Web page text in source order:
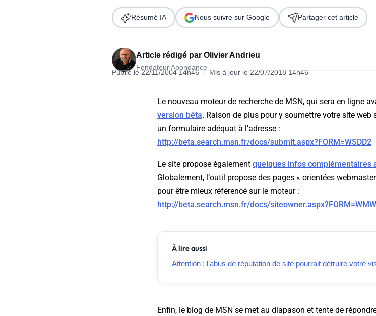
Télécharger l'Ebook
Formation SEO & GEO - Edition 2026
Article rédigé par Olivier Andrieu
Fondateur Abondance
Publié le 22/11/2004 14h46 | Mis à jour le 22/07/2018 14h46
Résumé IA Nous suivre sur Google Partager cet article
Le nouveau moteur de recherche de MSN, qui sera en ligne
version bêta. Raison de plus pour y soumettre votre site web
un formulaire adéquat à l’adresse :
http://beta.search.msn.fr/docs/submit.aspx?FORM=WSDD2
Le site propose également quelques infos complémentaires
Globalement, l’outil propose des pages « orientées
pour être mieux référencé sur le moteur :
http://beta.search.msn.fr/docs/
À lire aussi
Attention : l’abus de réputation de site pourrait détruire votre
Enfin, le blog de MSN se met au diapason et tente de